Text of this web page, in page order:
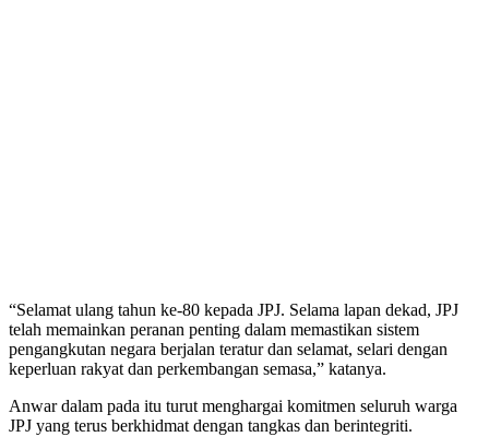
“Selamat ulang tahun ke-80 kepada JPJ. Selama lapan dekad, JPJ
telah memainkan peranan penting dalam memastikan sistem
pengangkutan negara berjalan teratur dan selamat, selari dengan
keperluan rakyat dan perkembangan semasa,” katanya.
Anwar dalam pada itu turut menghargai komitmen seluruh warga
JPJ yang terus berkhidmat dengan tangkas dan berintegriti.